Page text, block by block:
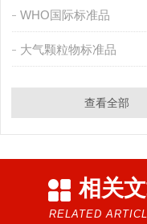
WHO国际标准品
大气颗粒物标准品
查看全部
相关
RELATED